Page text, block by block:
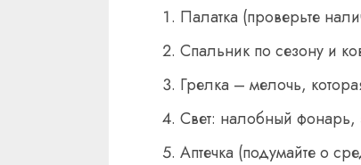
Палатка (проверьте
Спальник по сезону и
Грелка – мелочь,
Свет: налобный фонарь,
Аптечка (подумайте о